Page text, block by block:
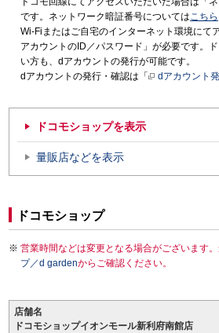
です。ネットワーク暗証番号についてはこちら
Wi-Fiまたはご自宅のインターネット環境にて
アカウントのID／パスワード」が必要です。
い方も、dアカウントの発行が可能です。
dアカウントの発行・確認は「
dアカウント
ドコモショップを表示
量販店などを表示
ドコモショップ
営業時間などは変更となる場合がございます
プ／d gardenからご確認ください。
店舗名
ドコモショップイオンモール新利府南館店